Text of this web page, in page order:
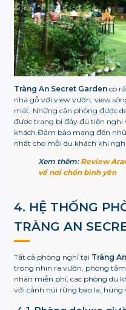
Tràng An Secret Gardencó
nhà gỗ với view vườn, view
mát. Những căn phòng được
được trang bị đầy đủ tiện nghi
khách.Đảm bảo mang đến
nhất cho mỗi du khách khi
Xem thêm: Review
về nơi chốn bình yên
4. HỆ THỐNG
TRÀNG AN
Tất cả phòng nghỉ tại Tràng
trong nhìn ra vườn, phòng tắm
nhân miễn phí, các phòng du
với cảnh núi rừng bao la, hùng